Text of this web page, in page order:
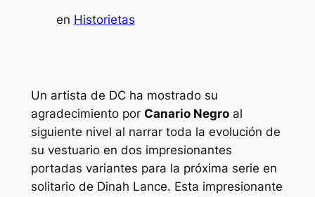
en Historietas
Un artista de DC ha mostrado su
agradecimiento por Canario Negroal
siguiente nivel al narrar toda la evolución de
su vestuario en dos impresionantes
portadas variantes para la próxima serie en
solitario de Dinah Lance. Esta impresionante